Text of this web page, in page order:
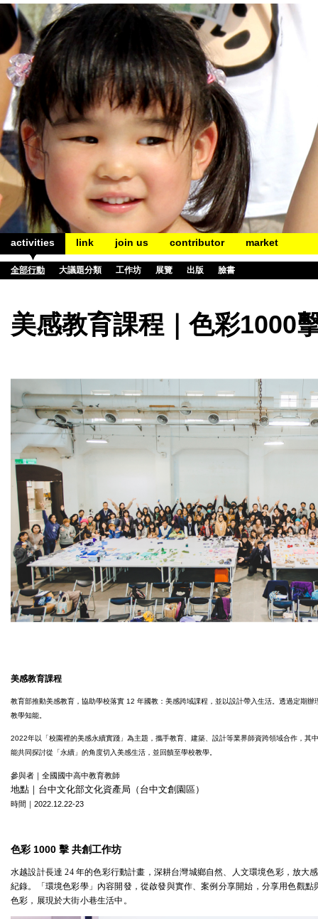
activities link join us contributor market
全部行動 大議題分類 工作坊 展覽 出版 臉書
美感教育課程｜色彩1000
美感教育課程
教育部推動美感教育，協助學校落實 12 年國教： 美感跨域課程，並以設計帶入生活。透過定期
教學知能。
2022年以「校園裡的美感永續實踐」為主題，攜手教育、建築、設計等業界師資跨領域合作，其
能共同探討從「永續」的角度切入美感生活，並回饋至學校教學。
參與者｜全國國中高中教育教師
地點｜台中文化部文化資產局（台中文創園區）
時間｜2022.12.22-23
色彩 1000 擊 共創工作坊
水越設計長達 24年的色彩行動計畫，深耕台灣城鄉自然、人文環境色彩，放大
紀錄。「環境色彩學」內容開發，從啟發與實作、案例分享開始，分享用色觀
色彩，展現於大街小巷生活中。